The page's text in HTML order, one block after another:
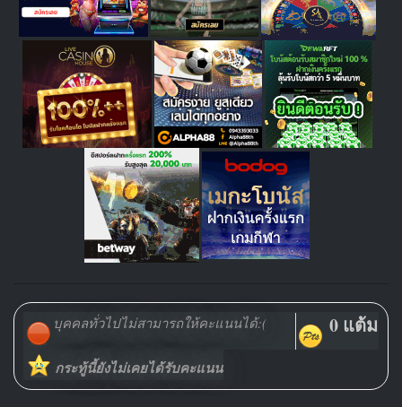
บุคคลทั่วไปไม่สามารถให้คะแนนได้:( 0 แต้ม
กระทู้นี้ยังไม่เคยได้รับคะแนน